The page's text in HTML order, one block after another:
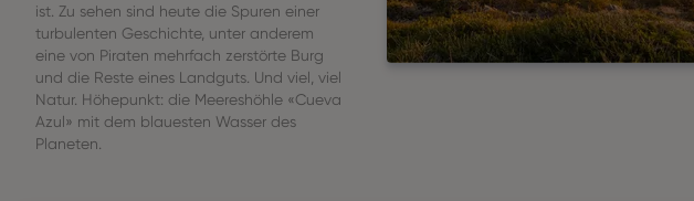
ist. Zu sehen sind heute die Spuren einer
turbulenten Geschichte, unter anderem
eine von Piraten mehrfach zerstörte Burg
und die Reste eines Landguts. Und viel, viel
Natur. Höhepunkt: die Meereshöhle «Cueva
Azul» mit dem blauesten Wasser des
Planeten.